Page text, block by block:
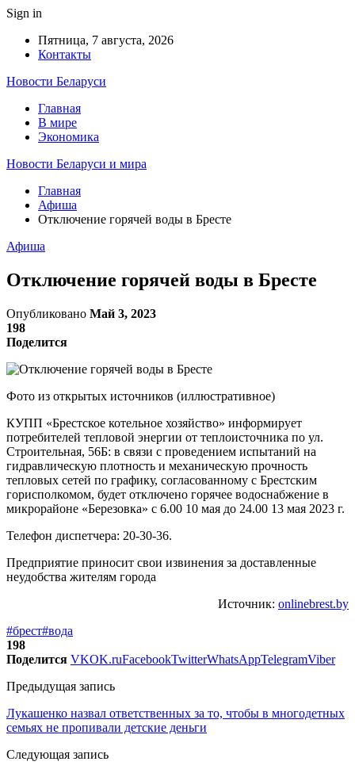
Sign in
Пятница, 7 августа, 2026
Контакты
Новости Беларуси
Главная
В мире
Экономика
Новости Беларуси и мира
Главная
Афиша
Отключение горячей воды в Бресте
Афиша
Отключение горячей воды в Бресте
Опубликовано Май 3, 2023
198
Поделится
Фото из открытых источников (иллюстративное)
КУПП «Брестское котельное хозяйство» информирует
потребителей тепловой энергии от теплоисточника по ул.
Строительная, 56Б: в связи с проведением испытаний на
гидравлическую плотность и механическую прочность
тепловых сетей по графику, согласованному с Брестским
горисполкомом, будет отключено горячее водоснабжение в
микрорайоне «Березовка» с 6.00 10 мая до 24.00 13 мая 2023 г.
Телефон диспетчера: 20-30-36.
Предприятие приносит свои извинения за доставленные
неудобства жителям города
Источник: onlinebrest.by
#брест#вода
198
Поделится VKOK.ruFacebookTwitterWhatsAppTelegramViber
Предыдущая запись
Лукашенко назвал ответственных за то, чтобы в многодетных
семьях не пропивали детские деньги
Следующая запись